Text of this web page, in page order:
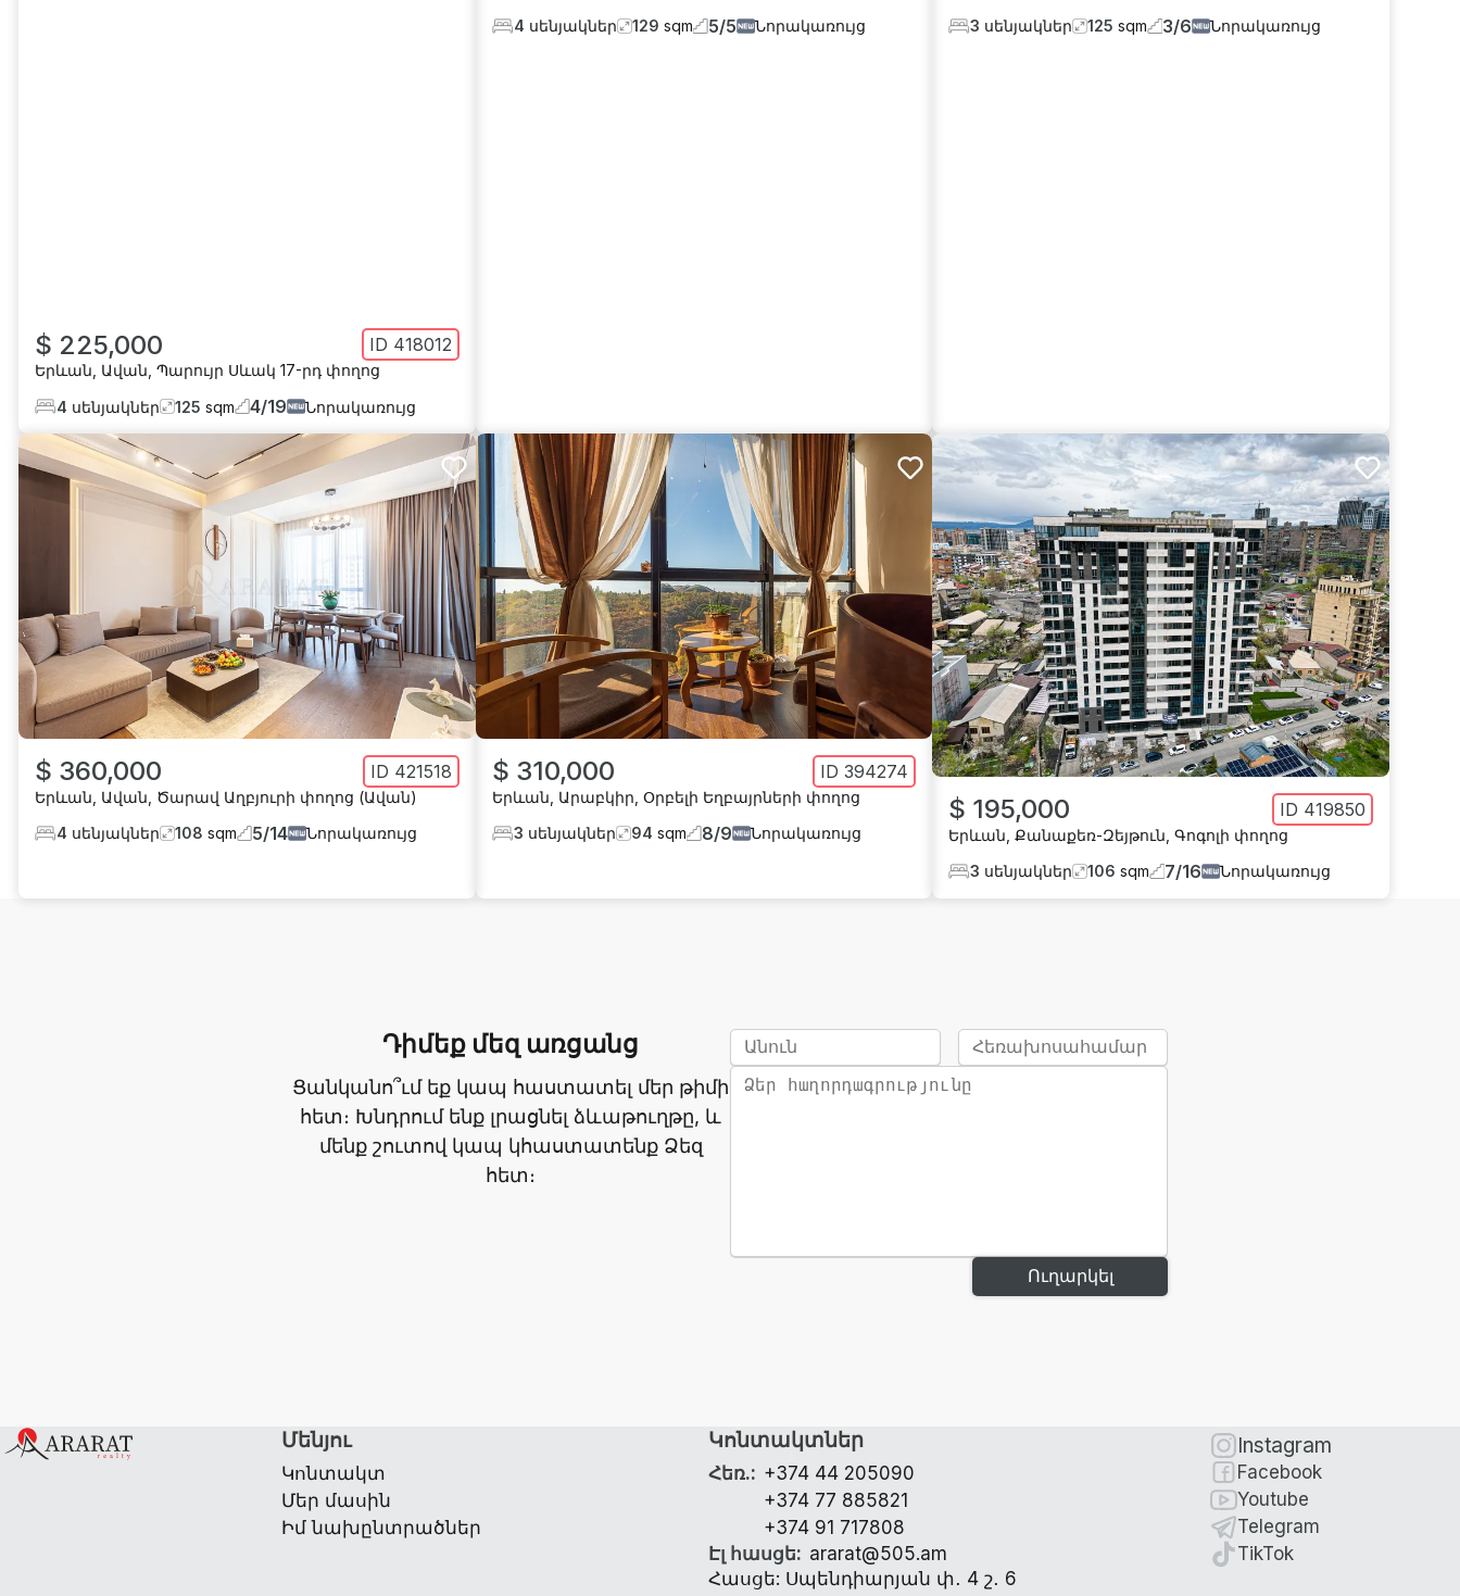
$ 225,000 ID 418012
Երևան Ավան Պարույր Սևակ 17-րդ փողոց
4 սենյակներ 125 sqm 4/19 Նորակառույց
4 սենյակներ 129 sqm 5/5 Նորակառույց
3 սենյակներ 125 sqm 3/6 Նորակառույց
$ 360,000 ID 421518
Երևան Ավան Ծարավ Աղբյուրի փողոց (Ավան)
4 սենյակներ 108 sqm 5/14 Նորակառույց
$ 310,000 ID394274
Երևան Արաբկիր Օրբելի Եղբայրների փողոց
3 սենյակներ 94 sqm 8/9 Նորակառույց
$ 195,000 ID 419850
Երևան Քանաքեռ-Զեյթուն Գոգոլի փողոց
3 սենյակներ 106 sqm 7/16 Նորակառույց
Դիմեք մեզ առցանց
Ցանկանո՞ւմ եք կապ հաստատել մեր թիմի
հետ։ Խնդրում ենք լրացնել ձևաթուղթը, և
մենք շուտով կապ կհաստատենք Ձեզ
հետ։
Ուղարկել
Մենյու
Կոնտակտ
Մեր մասին
Իմ նախընտրածներ
Կոնտակտներ
Հեռ.: +374 44 205090
+374 77 885821
+374 91 717808
Էլ հասցե: ararat@505.am
Հասցե: Սպենդիարյան փ․ 4 շ․ 6
Instagram
Facebook
Youtube
Telegram
TikTok